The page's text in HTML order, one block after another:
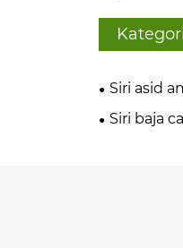
Siri asid
Siri baja